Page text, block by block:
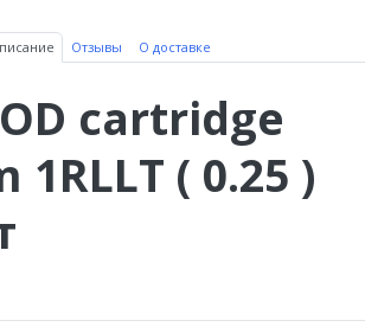
Отзывы О доставке
cartridge
1RLLT ( 0.25 )